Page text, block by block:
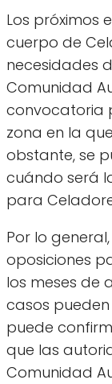
Los próximos
cuerpo de
necesidades
Comunidad
convocatoria
zona en la
obstante, se
cuándo será
para
Por lo
oposiciones
los meses de
casos pueden
puede
que las
Comunidad